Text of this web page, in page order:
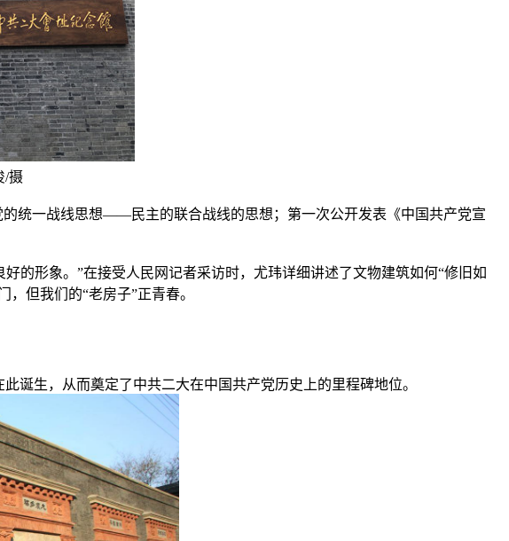
/摄
统一战线思想——民主的联合战线的思想；第一次公开发表《中国共产党宣
形象。”在接受人民网记者采访时，尤玮详细讲述了文物建筑如何“修旧如
但我们的“老房子”正青春。
生，从而奠定了中共二大在中国共产党历史上的里程碑地位。